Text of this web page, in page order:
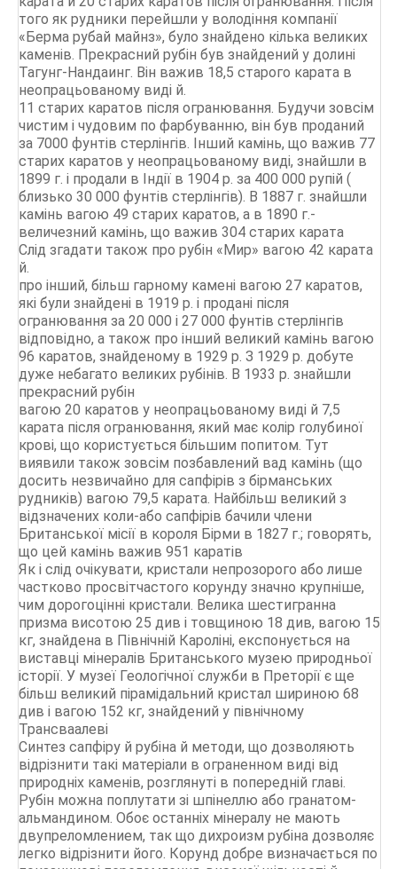
того як рудники перейшли у володіння компанії
«Берма рубай майнз», було знайдено кілька великих
каменів. Прекрасний рубін був знайдений у долині
Тагунг-Нандаинг. Він важив 18,5 старого карата в
неопрацьованому виді й.
11 старих каратов після огранювання. Будучи зовсім
чистим і чудовим по фарбуванню, він був проданий
за 7000 фунтів стерлінгів. Інший камінь, що важив 77
старих каратов у неопрацьованому виді, знайшли в
1899 г. і продали в Індії в 1904 р. за 400 000 рупій (
близько 30 000 фунтів стерлінгів). В 1887 г. знайшли
камінь вагою 49 старих каратов, а в 1890 г.-
величезний камінь, що важив 304 старих карата
Слід згадати також про рубін «Мир» вагою 42 карата
й.
про інший, більш гарному камені вагою 27 каратов,
які були знайдені в 1919 р. і продані після
огранювання за 20 000 і 27 000 фунтів стерлінгів
відповідно, а також про інший великий камінь вагою
96 каратов, знайденому в 1929 р. З 1929 р. добуте
дуже небагато великих рубінів. В 1933 р. знайшли
прекрасний рубін
вагою 20 каратов у неопрацьованому виді й 7,5
карата після огранювання, який має колір голубиної
крові, що користується більшим попитом. Тут
виявили також зовсім позбавлений вад камінь (що
досить незвичайно для сапфірів з бірманських
рудників) вагою 79,5 карата. Найбільш великий з
відзначених коли-або сапфірів бачили члени
Британської місії в короля Бірми в 1827 г.; говорять,
що цей камінь важив 951 каратів
Як і слід очікувати, кристали непрозорого або лише
частково просвітчастого корунду значно крупніше,
чим дорогоцінні кристали. Велика шестигранна
призма висотою 25 див і товщиною 18 див, вагою 15
кг, знайдена в Північній Кароліні, експонується на
виставці мінералів Британського музею природньої
історії. У музеї Геологічної служби в Преторії є ще
більш великий пірамідальний кристал шириною 68
див і вагою 152 кг, знайдений у північному
Трансваалеві
Синтез сапфіру й рубіна й методи, що дозволяють
відрізнити такі матеріали в ограненном виді від
природніх каменів, розглянуті в попередній главі.
Рубін можна поплутати зі шпінеллю або гранатом-
альмандином. Обоє останніх мінералу не мають
двупреломлением, так що дихроизм рубіна дозволяє
легко відрізнити його. Корунд добре визначається по